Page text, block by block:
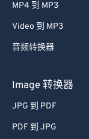
MP4 到 MP3
Video 到 MP3
音频转换器
Image 转换器
JPG 到 PDF
PDF 到 JPG